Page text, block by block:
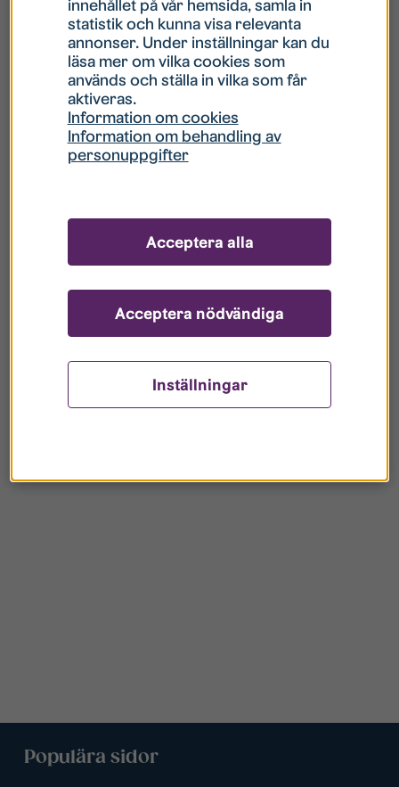
Hur gör jag om mitt konto är låst?
Hur gör jag när jag glömt mitt lösenord?
Vad innebär Gästkonto/Gästanvändare?
Populära sidor
innehållet på vår hemsida, samla in
statistik och kunna visa relevanta
annonser. Under inställningar kan du
läsa mer om vilka cookies som
används och ställa in vilka som får
aktiveras.
Information om cookies
Information om behandling av
personuppgifter
Inställningar
Acceptera nödvändiga
Acceptera alla